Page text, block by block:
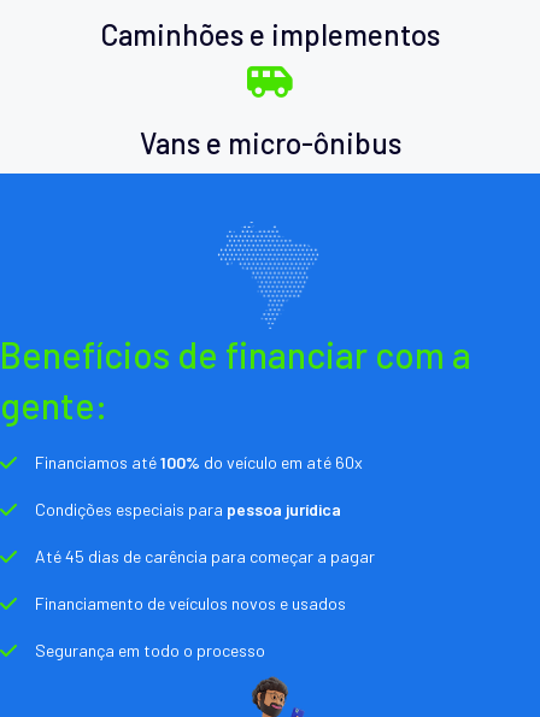
Caminhões e implementos
Vans e micro-ônibus
Benefícios de financiar com a
gente:
Financiamos até100% do veículo em até 60x
Condições especiais para pessoa jurídica
Até 45 dias de carência para começar a pagar
Financiamento de veículos novos e usados
Segurança em todo o processo